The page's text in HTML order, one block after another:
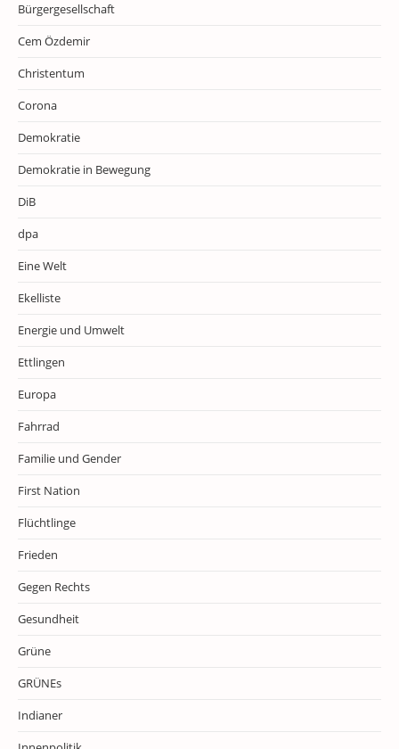
Bürgergesellschaft
Cem Özdemir
Christentum
Corona
Demokratie
Demokratie in Bewegung
DiB
dpa
Eine Welt
Ekelliste
Energie und Umwelt
Ettlingen
Europa
Fahrrad
Familie und Gender
First Nation
Flüchtlinge
Frieden
Gegen Rechts
Gesundheit
Grüne
GRÜNEs
Indianer